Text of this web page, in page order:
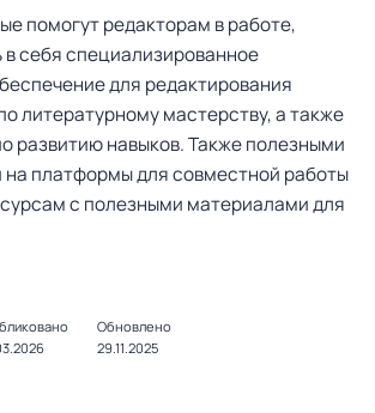
помогут редакторам в работе,
в себя специализированное
для редактирования
литературному мастерству, а также
развитию навыков. Также полезными
на платформы для совместной работы
с полезными материалами для
Обновлено
29.11.2025